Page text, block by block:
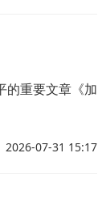
的重要文章《加
2026-07-31 15:17